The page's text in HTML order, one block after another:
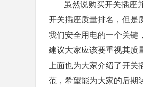
虽然说购买开关插座
开关插座质量排名，但是
我们安全用电的一个关键
建议大家应该要重视其质
上面也为大家介绍了开关
范，希望能为大家的后期